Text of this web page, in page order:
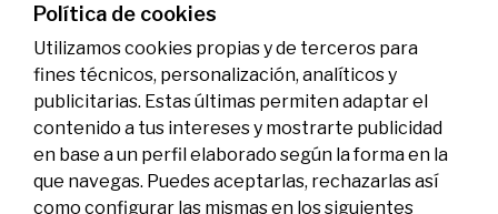
07/07/2026 Premios
Política de cookies
Utilizamos cookies propias y de terceros para
fines técnicos, personalización, analíticos y
publicitarias. Estas últimas permiten adaptar el
contenido a tus intereses y mostrarte publicidad
en base a un perfil elaborado según la forma en la
que navegas. Puedes aceptarlas, rechazarlas así
como configurar las mismas en los siguientes